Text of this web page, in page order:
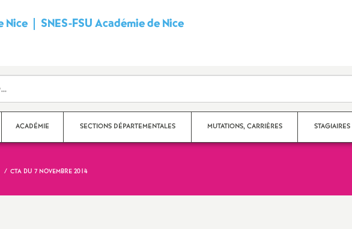
SNES-FSU Académie de NiceS
n
i
ACADÉMIE SECTIONS DÉPARTEMENTALES
Maritimes
MUTATIONS, CARRIÈRES
CTA DU 7 NOVEMBRE 2014